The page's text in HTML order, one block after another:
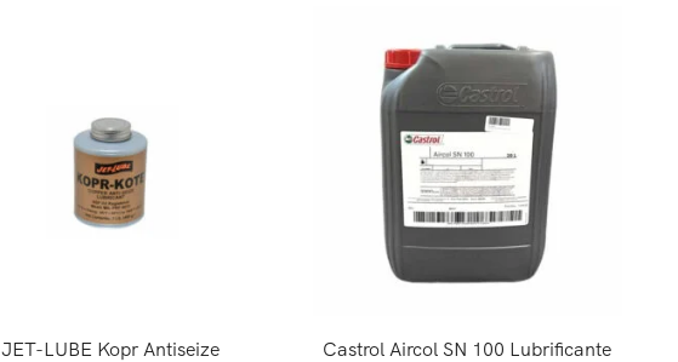
JET-LUBE Kopr Antiseize
Castrol Aircol SN 100 Lubrificante